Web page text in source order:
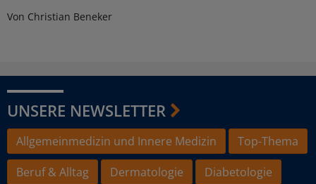
Von Christian Beneker
UNSERE NEWSLETTER
Allgemeinmedizin und Innere Medizin
Top-Thema
Beruf & Alltag
Dermatologie
Diabetologie